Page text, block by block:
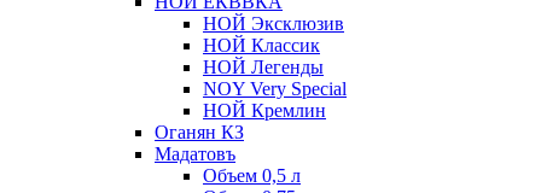
НОЙ Эксклюзив
НОЙ Классик
НОЙ Легенды
NOY Very Speсial
НОЙ Кремлин
Оганян КЗ
Мадатовъ
Объем 0,5 л